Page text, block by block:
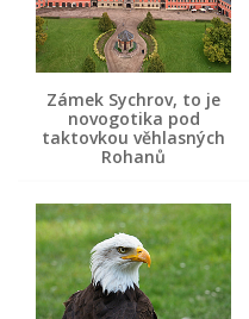
Zámek Sychrov, to je
novogotika pod
taktovkou věhlasných
Rohanů